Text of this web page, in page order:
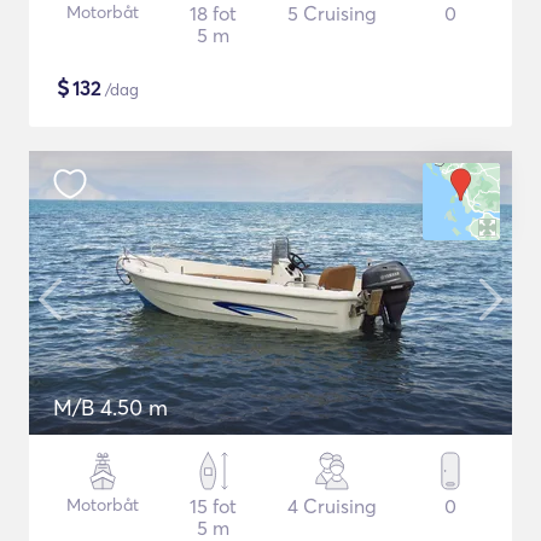
Motorbåt
18 fot
5 m
5 Cruising 0
$132/dag
M/B 4.50 m
Motorbåt
15 fot
5 m
4 Cruising 0